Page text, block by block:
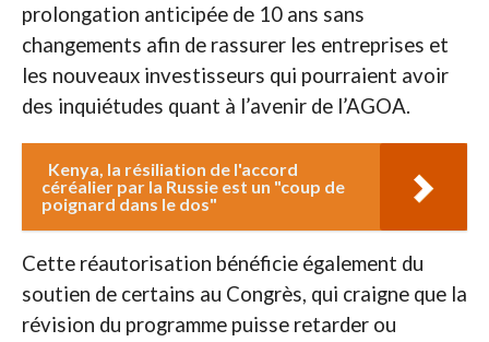
prolongation anticipée de 10 ans sans
changements afin de rassurer les entreprises et
les nouveaux investisseurs qui pourraient avoir
des inquiétudes quant à l’avenir de l’AGOA.
Kenya, la résiliation de l'accord
céréalier par la Russie est un "coup de
poignard dans le dos"
Cette réautorisation bénéficie également du
soutien de certains au Congrès, qui craigne que la
révision du programme puisse retarder ou